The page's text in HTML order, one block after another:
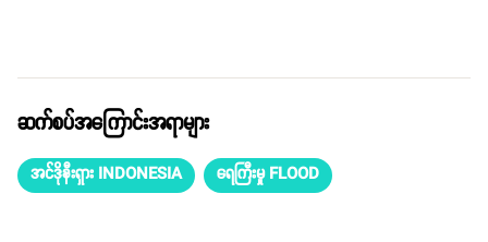
ဆက်စပ်အကြောင်းအရာများ
အင်ဒိုနီးရှား INDONESIA ရေကြီးမှု FLOOD